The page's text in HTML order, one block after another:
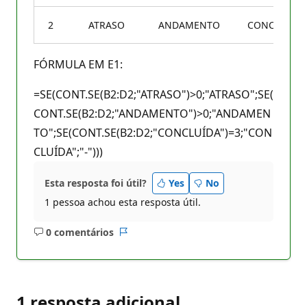
2 ATRASO ANDAMENTO CONCLUÍDA
FÓRMULA EM E1:
=SE(CONT.SE(B2:D2;"ATRASO")>0;"ATRASO";SE(
CONT.SE(B2:D2;"ANDAMENTO")>0;"ANDAMEN
TO";SE(CONT.SE(B2:D2;"CONCLUÍDA")=3;"CON
CLUÍDA";"-")))
Esta resposta foi útil? Yes
No
1 pessoa achou esta resposta útil.
0 comentários
Sem